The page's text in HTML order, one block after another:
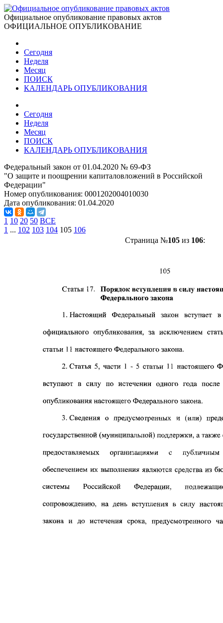
Официальное опубликование правовых актов
ОФИЦИАЛЬНОЕ ОПУБЛИКОВАНИЕ
Сегодня
Неделя
Месяц
ПОИСК
КАЛЕНДАРЬ ОПУБЛИКОВАНИЯ
Сегодня
Неделя
Месяц
ПОИСК
КАЛЕНДАРЬ ОПУБЛИКОВАНИЯ
Федеральный закон от 01.04.2020 № 69-ФЗ
"О защите и поощрении капиталовложений в Российской
Федерации"
Номер опубликования: 0001202004010030
Дата опубликования: 01.04.2020
1 10 20 50 ВСЕ
1 ... 102 103 104 105 106
Страница №105из 106: